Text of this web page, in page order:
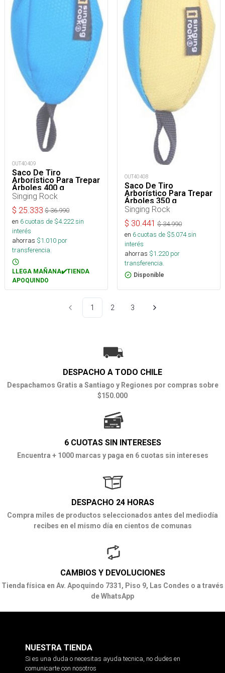
OUT40409
Saco De Tiro
Arborístico Para Trepar
Árboles 400 g
Singing Rock
$ 25.333 $36.990
en 6cuotas de $4.222sin
interés
ahorras $1.010 por
transferencia.
LLEGA MAÑANA✔️TIENDA
APOQUINDO
OUT40408
Saco De Tiro
Arborístico Para Trepar
Árboles 350 g
Singing Rock
$ 30.441 $34.990
en 6cuotas de $5.074sin
interés
ahorras $1.220 por
transferencia.
Disponible
1 2 3
DESPACHO A TODO CHILE
Despachamos Gratis a Santiago y Regiones por compras sobre
$150.000
6 CUOTAS SIN INTERESES
Encuentra + 1000 marcas y paga en 6 cuotas sin intereses
DESPACHO 24 HORAS
Compra miles de productos seleccionados antes del mediodía
recibes en el mismo día en cientos de comunas
CAMBIOS Y DEVOLUCIONES
Tienda física en Av. Apoquindo 7331, Piso 9, Las Condes o a través
de WhatsApp
NUESTRA TIENDA
Si es una duda o necesitas ayuda tecnica, no dudes en
comunicarte con nosotros